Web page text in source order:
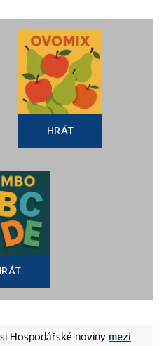
HRÁT
Hospodářské noviny mezi